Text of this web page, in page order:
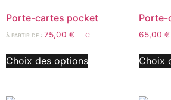
Porte-cartes pocket
À PARTIR DE : 75,00 € TTC
Choix des options
Porte-
65,00 €
Choix